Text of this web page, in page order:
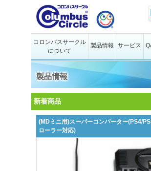
コロンバスサークル
について
製品情報 サービス
製品情報
新着商品
(MDミニ用)スーパーコンバーター(PS4/
ローラー対応)